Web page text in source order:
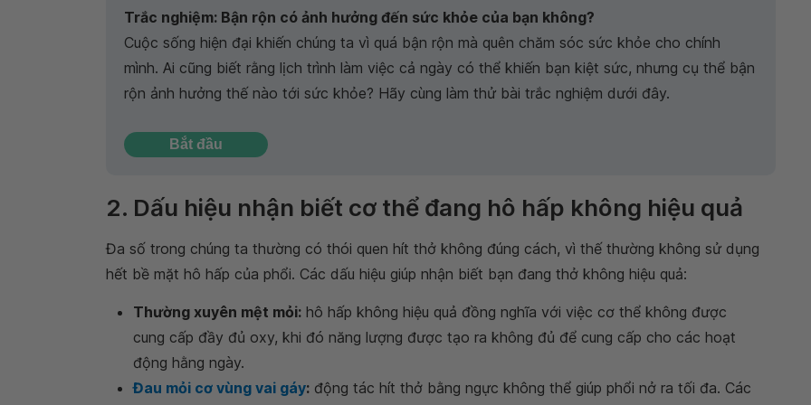
Trắc nghiệm: Bận rộn có ảnh hưởng đến sức khỏe của bạn không?
Cuộc sống hiện đại khiến chúng ta vì quá bận rộn mà quên chăm sóc sức khỏe cho chính
mình. Ai cũng biết rằng lịch trình làm việc cả ngày có thể khiến bạn kiệt sức, nhưng cụ thể bận
rộn ảnh hưởng thế nào tới sức khỏe? Hãy cùng làm thử bài trắc nghiệm dưới đây.
Bắt đầu
2. Dấu hiệu nhận biết cơ thể đang hô hấp không hiệu quả
Đa số trong chúng ta thường có thói quen hít thở không đúng cách, vì thế thường không sử dụng
hết bề mặt hô hấp của phổi. Các dấu hiệu giúp nhận biết bạn đang thở không hiệu quả:
Thường xuyên mệt mỏi: hô hấp không hiệu quả đồng nghĩa với việc cơ thể không được
cung cấp đầy đủ oxy, khi đó năng lượng được tạo ra không đủ để cung cấp cho các hoạt
động hằng ngày.
Đau mỏi cơ vùng vai gáy: động tác hít thở bằng ngực không thể giúp phổi nở ra tối đa. Các